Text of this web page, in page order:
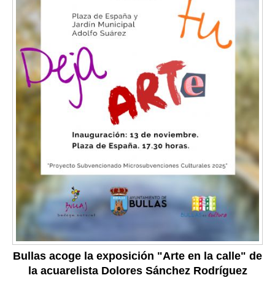
Bullas acoge la exposición "Arte en la calle" de
la acuarelista Dolores Sánchez Rodríguez